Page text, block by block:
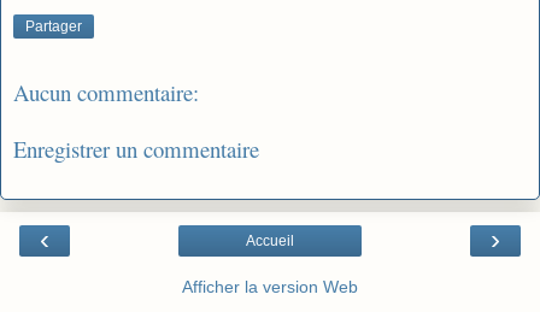
Partager
Aucun commentaire:
Enregistrer un commentaire
‹ ›
Accueil
Afficher la version Web